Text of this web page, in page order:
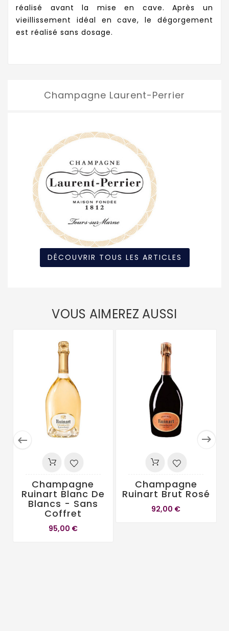
réalisé avant la mise en cave. Après un
vieillissement idéal en cave, le dégorgement
est réalisé sans dosage.
Champagne Laurent-Perrier
DÉCOUVRIR TOUS LES ARTICLES
VOUS AIMEREZ AUSSI
 
Champagne
Ruinart Blanc De
Blancs - Sans
Coffret
95,00 €
Champagne
Ruinart Brut Rosé
92,00 €